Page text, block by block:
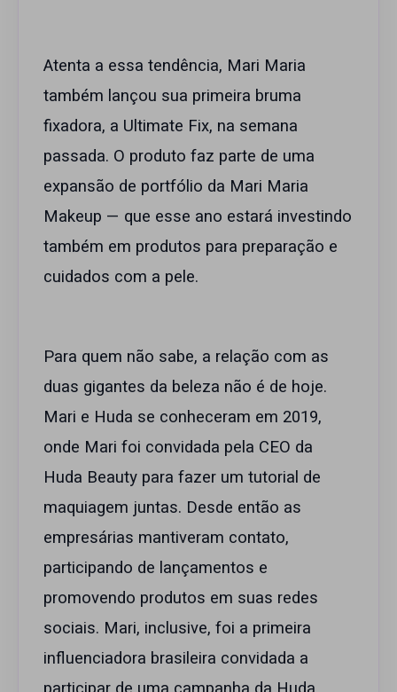
Atenta a essa tendência, Mari Maria
também lançou sua primeira bruma
fixadora, a Ultimate Fix, na semana
passada. O produto faz parte de uma
expansão de portfólio da Mari Maria
Makeup — que esse ano estará investindo
também em produtos para preparação e
cuidados com a pele.
Para quem não sabe, a relação com as
duas gigantes da beleza não é de hoje.
Mari e Huda se conheceram em 2019,
onde Mari foi convidada pela CEO da
Huda Beauty para fazer um tutorial de
maquiagem juntas. Desde então as
empresárias mantiveram contato,
participando de lançamentos e
promovendo produtos em suas redes
sociais. Mari, inclusive, foi a primeira
influenciadora brasileira convidada a